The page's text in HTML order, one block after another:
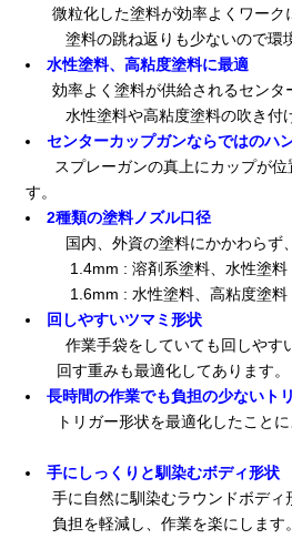
微粒化した塗料が効率よくワーク
塗料の跳ね返りも少ないので環境
水性塗料、高粘度塗料に最適
効率よく塗料が供給されるセンタ
水性塗料や高粘度塗料の吹き付け
センターカップガンならではのハ
スプレーガンの真上にカップが位
す。
2種類の塗料ノズル口径
国内、外資の塗料にかかわらず、
1.4mm : 溶剤系塗料、水性塗料
1.6mm : 水性塗料、高粘度塗料
回しやすいツマミ形状
作業手袋をしていても回しやすい
回す重みも最適化してあります。
長時間の作業でも負担の少ないト
トリガー形状を最適化したことに
手にしっくりと馴染むボディ形状
手に自然に馴染むラウンドボディ
負担を軽減し、作業を楽にします。